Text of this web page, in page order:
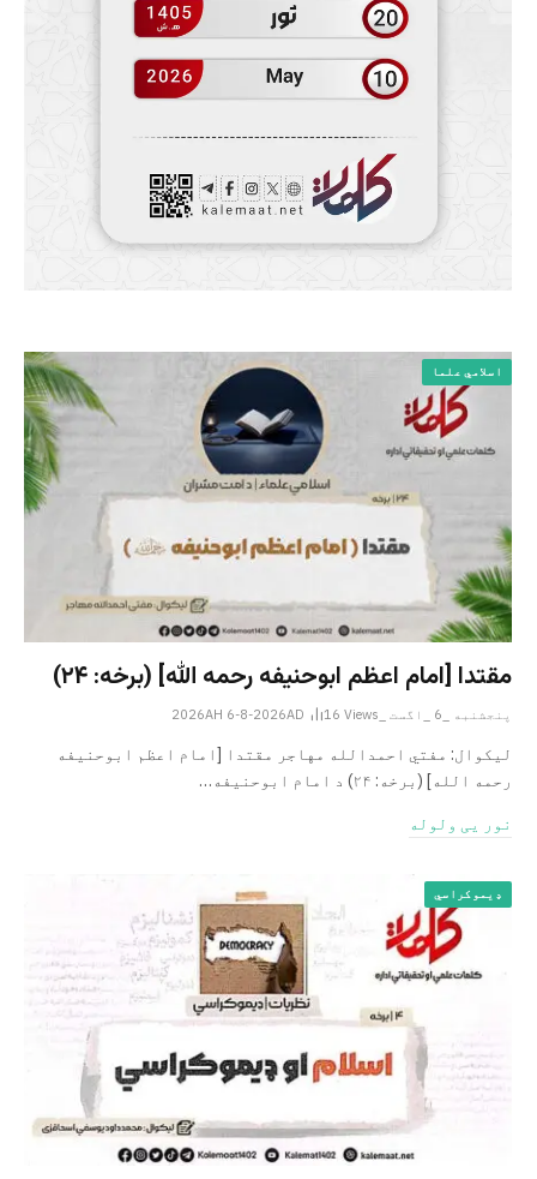
اسلامي علما
مقتدا [امام اعظم ابوحنیفه رحمه الله‎] (برخه: ۲۴)
پنجشنبه _6 _اگست _2026AH 6-8-2026AD 16 Views
لیکوال: مفتي احمدالله مهاجر مقتدا [امام اعظم ابوحنیفه
رحمه الله‎] (برخه: ۲۴) د امام ابوحنيفه…
نور یی ولوله
ډیموکراسي